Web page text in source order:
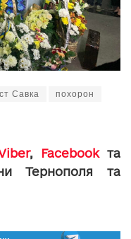
Савка похорон
, Facebookта
Тернополя та